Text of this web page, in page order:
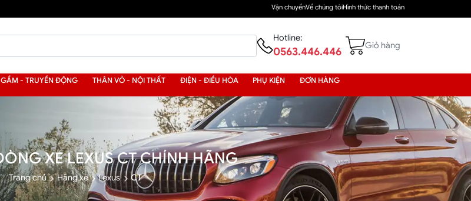
Vận chuyểnVề chúng tôiHình thức thanh toán
Hotline:
0563.446.446 Giỏ hàng
- TRUYỀN ĐỘNG THÂN VỎ - NỘI THẤT ĐIỆN - ĐIỀU HÒA PHỤ KIỆN ĐƠN HÀNG
XE LEXUS CT CHÍNH HÃNG
Trang chủ Hãng xe Lexus CT